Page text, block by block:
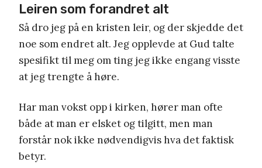
Leiren som forandret alt
Så dro jeg på en kristen leir, og der skjedde det
noe som endret alt. Jeg opplevde at Gud talte
spesifikt til meg om ting jeg ikke engang visste
at jeg trengte å høre.
Har man vokst opp i kirken, hører man ofte
både at man er elsket og tilgitt, men man
forstår nok ikke nødvendigvis hva det faktisk
betyr.